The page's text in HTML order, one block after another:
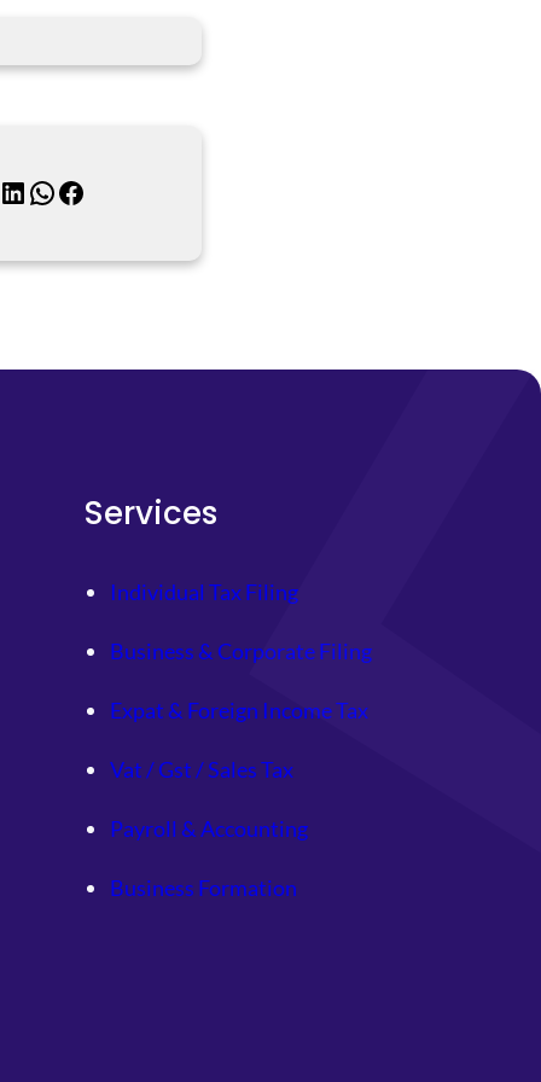
WhatsApp Facebook
Services
Individual Tax Filing
Business & Corporate Filing
Expat & Foreign Income Tax
Vat / Gst / Sales Tax
Payroll & Accounting
Business Formation